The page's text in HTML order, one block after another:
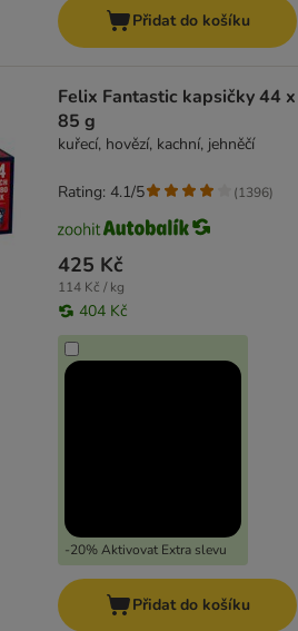
Přidat do košíku
Felix Fantastic kapsičky 44 x
85 g
kuřecí, hovězí, kachní, jehněčí
425 Kč
114 Kč / kg
404 Kč
-20% Aktivovat Extra slevu
Rating: 4.1/5 (1396)
Přidat do košíku